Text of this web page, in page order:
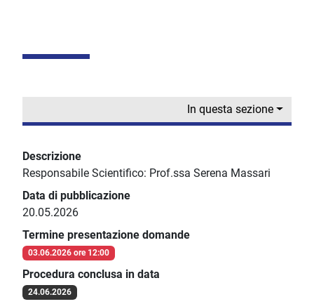
In questa sezione
Descrizione
Responsabile Scientifico: Prof.ssa Serena Massari
Data di pubblicazione
20.05.2026
Termine presentazione domande
03.06.2026 ore 12:00
Procedura conclusa in data
24.06.2026